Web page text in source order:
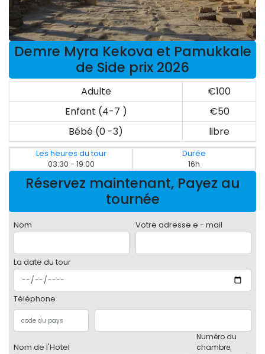
Demre Myra Kekova et Pamukkale
de Side prix 2026
Adulte
€100
Enfant (4-7 )
€50
Bébé (0 -3)
libre
Les heures du tour
03:30 - 19:00
Durée
16h
Réservez maintenant, Payez au
tournée
Nom Votre adresse e - mail
La date du tour
Téléphone
Nom de l'Hotel
Numéro du
chambre;